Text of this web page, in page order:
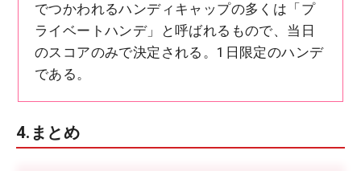
でつかわれるハンディキャップの多くは「プ
ライベートハンデ」と呼ばれるもので、当日
のスコアのみで決定される。1日限定のハンデ
である。
4.まとめ